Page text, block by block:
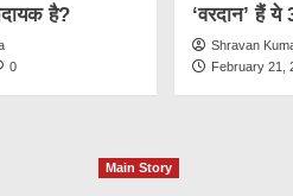
है?
0
‘वरदान’ हैं ये
Shravan
February 21,
Main Story